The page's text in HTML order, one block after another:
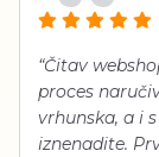
“Čitav
proces
vrhunska, a i
iznenadite.